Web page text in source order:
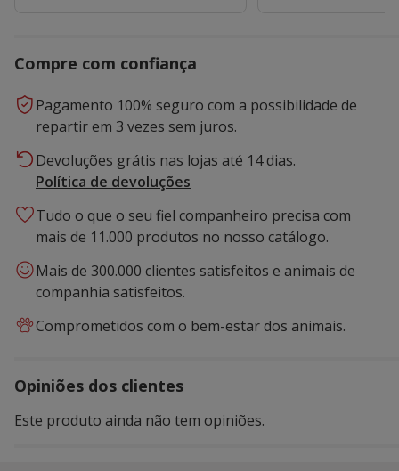
Compre com confiança
Pagamento 100% seguro com a possibilidade de
repartir em 3 vezes sem juros.
Devoluções grátis nas lojas até 14 dias.
Política de devoluções
Tudo o que o seu fiel companheiro precisa com
mais de 11.000 produtos no nosso catálogo.
Mais de 300.000 clientes satisfeitos e animais de
companhia satisfeitos.
Comprometidos com o bem-estar dos animais.
Opiniões dos clientes
Este produto ainda não tem opiniões.